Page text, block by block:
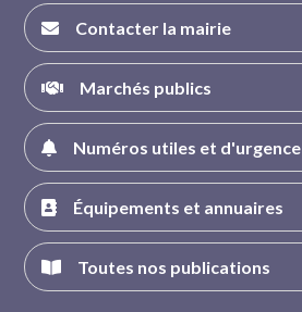
Contacter la mairie
Marchés publics
Numéros utiles et d'urgence
Équipements et annuaires
Toutes nos publications